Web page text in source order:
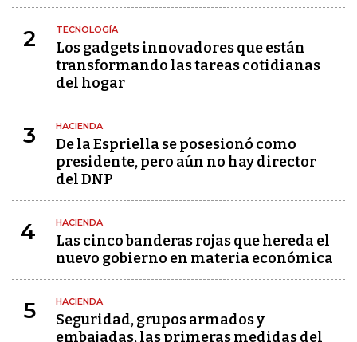
2 TECNOLOGÍA
Los gadgets innovadores que están
transformando las tareas cotidianas
del hogar
3 HACIENDA
De la Espriella se posesionó como
presidente, pero aún no hay director
del DNP
4 HACIENDA
Las cinco banderas rojas que hereda el
nuevo gobierno en materia económica
5 HACIENDA
Seguridad, grupos armados y
embajadas, las primeras medidas del